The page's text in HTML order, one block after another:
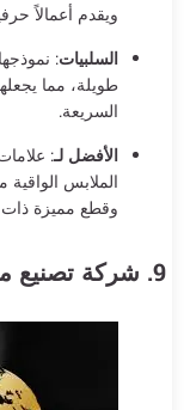
ويقدم أعمالاً
السلبيات:
طويلة، مما
السريعة.
الأفضل لـ:
الملابس
وقطع مميزة ذات
9. شركة تصنيع منتجاتي المحدودة